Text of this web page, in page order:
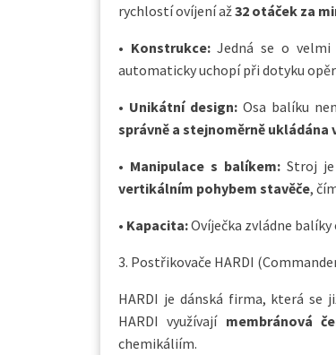
rychlostí ovíjení až32 otáček za
• Konstrukce:Jedná se o velmi
automaticky uchopí při dotyku
• Unikátní design:Osa balíku
správně a stejnoměrně ukládána
• Manipulace s balíkem:Stroj je
vertikálním pohybem stavěče,
• Kapacita:Ovíječka zvládne
3. Postřikovače HARDI
HARDI je dánská firma, která se
HARDI využívají membránová
chemikáliím.